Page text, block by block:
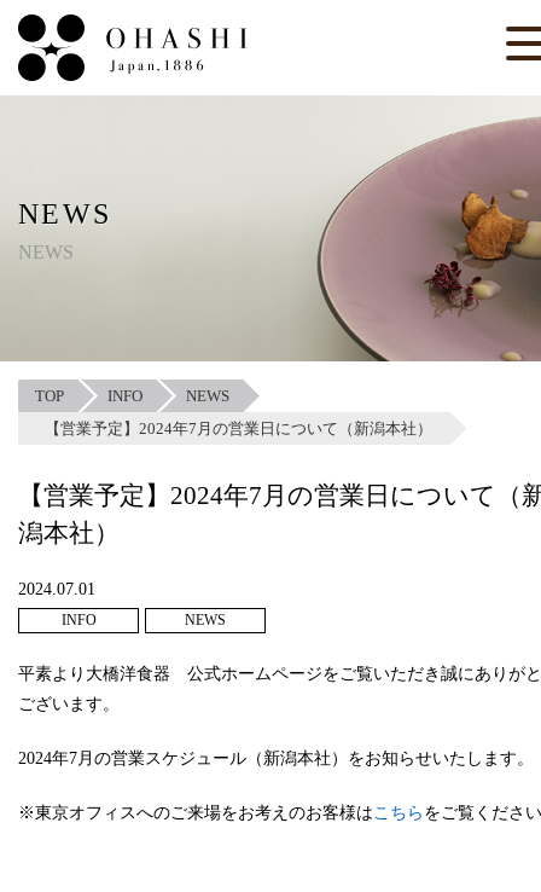
NEWS
NEWS
TOP INFO
NEWS
【営業予定】2024年7月の営業日について（新潟本社）
【営業予定】2024年7月の営業日について（
潟本社）
2024.07.01
INFO NEWS
平素より大橋洋食器 公式ホームページをご覧いただき誠にありが
ございます。
2024年7月の営業スケジュール（新潟本社）をお知らせいたします。
※東京オフィスへのご来場をお考えのお客様は こちら をご覧くださ